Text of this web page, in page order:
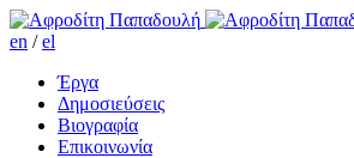
en /el
Έργα
Δημοσιεύσεις
Βιογραφία
Επικοινωνία